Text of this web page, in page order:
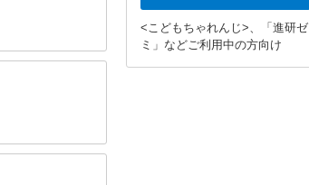
<こどもちゃれんじ>、「進研ゼ
ミ」などご利用中の方向け